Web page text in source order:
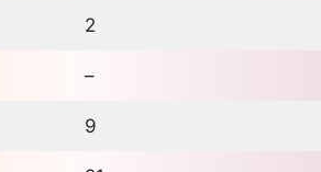
2
–
9